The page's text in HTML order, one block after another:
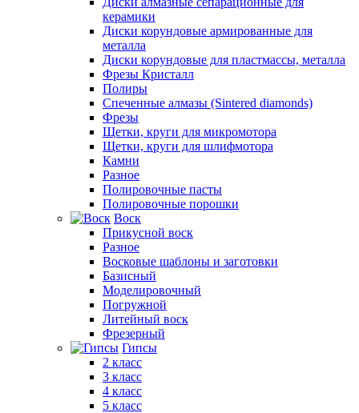
керамики
Диски корундовые армированные для
металла
Диски корундовые для пластмассы, металла
Фрезы Кристалл
Полиры
Спеченные алмазы (Sintered diamonds)
Фрезы
Щетки, круги для микромотора
Щетки, круги для шлифмотора
Камни
Разное
Полировочные пасты
Полировочные порошки
Воск
Прикусной воск
Разное
Восковые шаблоны и заготовки
Базисный
Моделировочный
Погружной
Литейный воск
Фрезерный
Гипсы
2 класс
3 класс
4 класс
5 класс